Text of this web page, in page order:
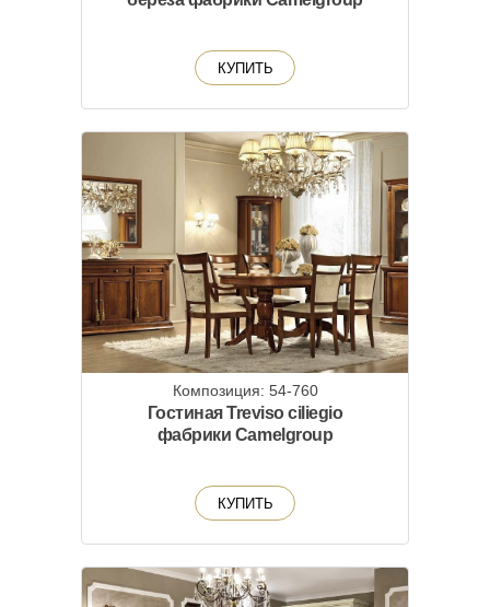
КУПИТЬ
Композиция: 54-760
Гостиная Treviso ciliegio
фабрики Camelgroup
КУПИТЬ